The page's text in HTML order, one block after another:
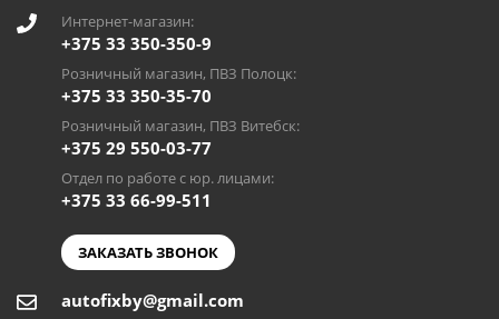
Интернет-магазин:
+375 33 350-350-9
Розничный магазин, ПВЗ Полоцк:
+375 33 350-35-70
Розничный магазин, ПВЗ Витебск:
+375 29 550-03-77
Отдел по работе с юр. лицами:
+375 33 66-99-511
ЗАКАЗАТЬ ЗВОНОК
autofixby@gmail.com